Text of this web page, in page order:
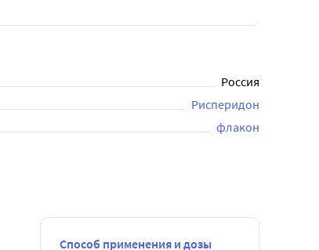
Россия
Рисперидон
флакон
Способ применения и дозы